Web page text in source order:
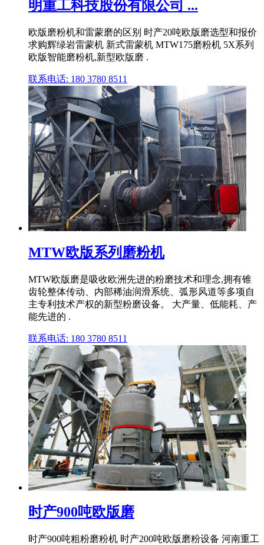
明重工科技股份有限公司 ...
欧版磨粉机和雷蒙磨的区别 时产20吨欧版磨选型和报价
求购辉绿岩雷蒙机 新式雷蒙机 MTW175磨粉机 5X系列
欧版智能磨粉机,新型欧版磨 .
联系电话: 180 3780 8511
MTW欧版系列磨粉机
MTW欧版磨是吸收欧洲先进的粉磨技术和理念,拥有锥
齿轮整体传动、内部稀油润滑系统、弧形风道等多项自
主专利技术产权的新型粉磨设备。 大产量、低能耗、产
能先进的 .
联系电话: 180 3780 8511
时产900吨欧版磨
时产900吨粗粉磨粉机 时产200吨欧版磨粉设备 河南重工